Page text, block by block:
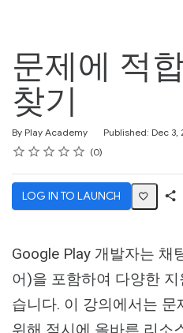
문제에 적
찾기
By Play Academy Published: Dec 3,
Duration
Difficulty
Rating
1 star
2 stars
3 stars
4 stars
5 stars
Average rating: 0 0
No reviews
LOG IN TO LAUNCH
Google Play 개발자는 채
어)을 포함하여 다양한
습니다. 이 강의에서는